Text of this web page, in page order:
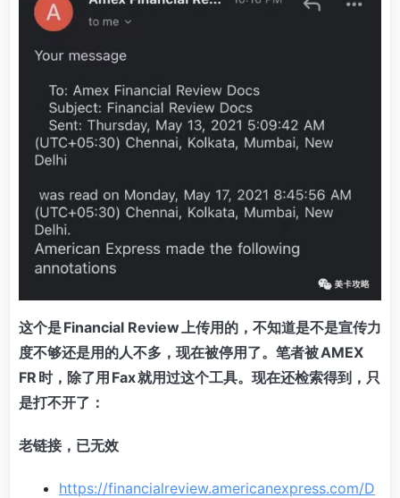
这个是 Financial Review 上传用的，不知道是不是宣传力
度不够还是用的人不多，现在被停用了。笔者被 AMEX
FR 时，除了用 Fax 就用过这个工具。现在还检索得到，只
是打不开了：
老链接，已无效
https://financialreview.americanexpress.com/D